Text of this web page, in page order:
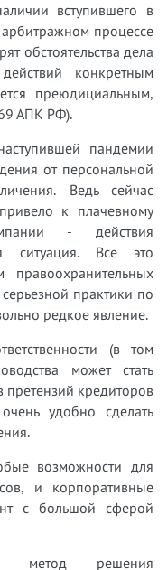
вступившего в
процессе
обстоятельства дела
конкретным
преюдициальным,
69 АПК РФ).
пандемии
от персональной
Ведь сейчас
к плачевному
- действия
ситуация. Все это
правоохранительных
практики по
редкое явление.
(в том
может стать
кредиторов
удобно сделать
возможности для
и корпоративные
с большой сферой
метод решения